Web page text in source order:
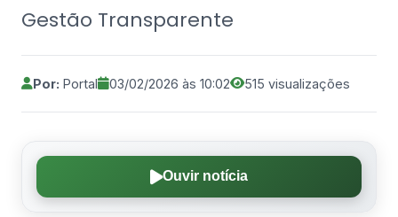
Gestão Transparente
Por: Portal 03/02/2026 às 10:02 515 visualizações
Ouvir notícia